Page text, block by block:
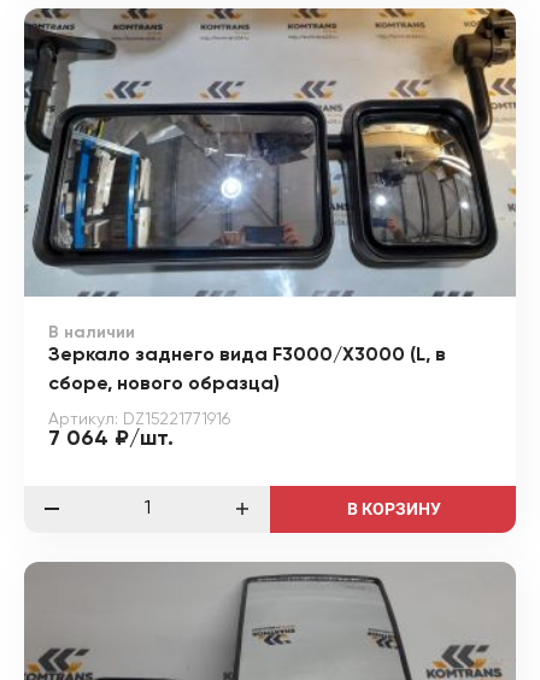
В наличии
Зеркало заднего вида F3000/X3000 (L, в
сборе, нового образца)
Артикул: DZ15221771916
7 064 ₽/шт.
В КОРЗИНУ